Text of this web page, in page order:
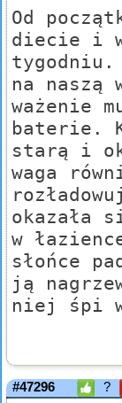
Od
diecie i
tygodniu.
na naszą
ważenie
baterie.
starą i
waga
okazała
w
słońce
ją
niej śpi w
#47296 ?